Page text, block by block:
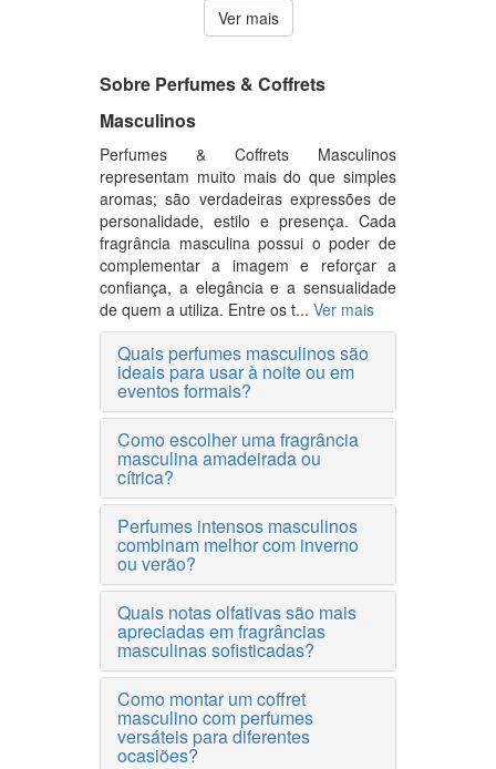
Ver mais
Sobre Perfumes & Coffrets
Masculinos
Perfumes & Coffrets Masculinos
representam muito mais do que simples
aromas; são verdadeiras expressões de
personalidade, estilo e presença. Cada
fragrância masculina possui o poder de
complementar a imagem e reforçar a
confiança, a elegância e a sensualidade
de quem a utiliza. Entre os t... Ver mais
Quais perfumes masculinos são
ideais para usar à noite ou em
eventos formais?
Como escolher uma fragrância
masculina amadeirada ou
cítrica?
Perfumes intensos masculinos
combinam melhor com inverno
ou verão?
Quais notas olfativas são mais
apreciadas em fragrâncias
masculinas sofisticadas?
Como montar um coffret
masculino com perfumes
versáteis para diferentes
ocasiões?